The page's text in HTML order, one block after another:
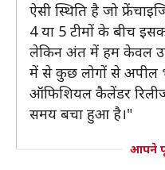
ऐसी स्थिति है जो
4 या 5 टीमों के बीच
लेकिन अंत में हम केवल
में से कुछ लोगों से अपील
ऑफिशियल कैलेंडर
समय बचा हुआ है।"
आपने